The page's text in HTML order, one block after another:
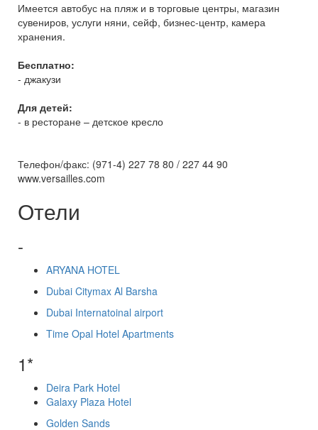
Имеется автобус на пляж и в торговые центры, магазин
сувениров, услуги няни, сейф, бизнес-центр, камера
хранения.
Бесплатно:
- джакузи
Для детей:
- в ресторане – детское кресло
Телефон/факс: (971-4) 227 78 80 / 227 44 90
www.versailles.com
Отели
-
ARYANA HOTEL
Dubai Citymax Al Barsha
Dubai Internatoinal airport
Time Opal Hotel Apartments
1*
Deira Park Hotel
Galaxy Plaza Hotel
Golden Sands